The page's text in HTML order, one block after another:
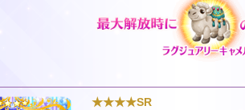
★★★★SR